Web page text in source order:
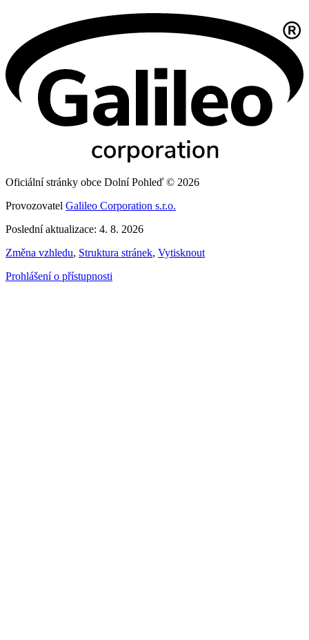
Oficiální stránky obce Dolní Pohleď © 2026
Provozovatel Galileo Corporation s.r.o.
Poslední aktualizace: 4. 8. 2026
Změna vzhledu, Struktura stránek, Vytisknout
Prohlášení o přístupnosti